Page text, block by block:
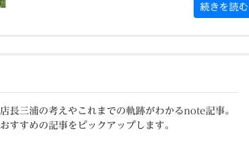
続きを読む
店長三浦の考えやこれまでの軌跡がわかるnote記事。
おすすめの記事をピックアップします。